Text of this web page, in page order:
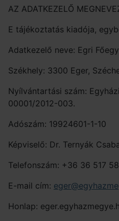
AZ ADATKEZELŐ
E tájékoztatás kiadója,
Adatkezelő neve: Egri
Székhely: 3300 Eger,
Nyílvántartási szám:
00001/2012-003.
Adószám: 19924601-1-10
Képviselő: Dr. Ternyák
Telefonszám: +36 36 517
E-mail cím:
Honlap: